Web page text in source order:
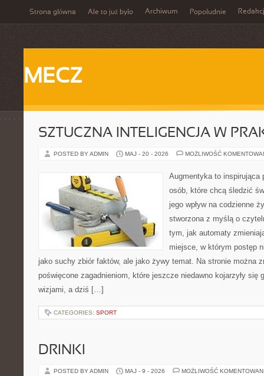
Strona główna Ale to już było Archiwum Popołudnie
MECZ
SZTUCZNA INTELIGENCJA W
POSTED BY ADMIN MAJ - 20 - 2026 MOŻLIWOŚĆ
Augmentyka to inspirująca
osób, które chcą śledzić
jego wpływ na codzienne
stworzona z myślą o
tym, jak automaty
miejsce, w którym postęp
jako suchy zbiór faktów, ale jako żywy temat. Na stronie można
poświęcone zagadnieniom, które jeszcze niedawno kojarzyły się
wizjami, a dziś […]
CATEGORIES: SPORT
DRINKI
POSTED BY ADMIN MAJ - 9 - 2026 MOŻLIWOŚĆ